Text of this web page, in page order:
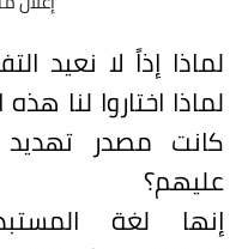
لماذا إذاً لا نعيد
لماذا اختاروا لنا
كانت مصدر
عليهم؟
إنها لغة